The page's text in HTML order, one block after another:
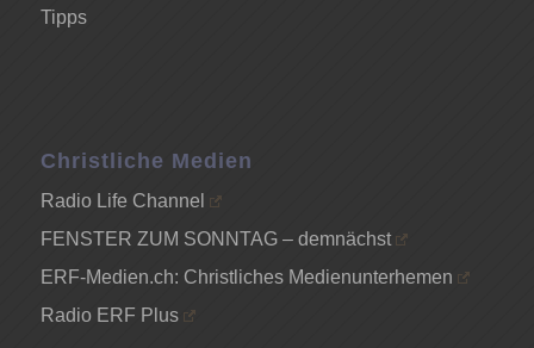
Tipps
Christliche Medien
Radio Life Channel
FENSTER ZUM SONNTAG – demnächst
ERF-Medien.ch: Christliches Medienunterhemen
Radio ERF Plus